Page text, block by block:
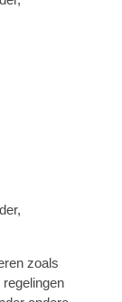
zoals